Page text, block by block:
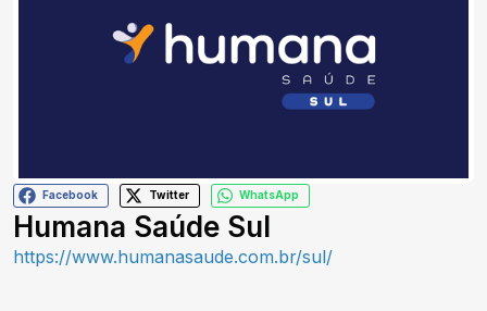
Facebook Twitter WhatsApp
Humana Saúde Sul
https://www.humanasaude.com.br/sul/